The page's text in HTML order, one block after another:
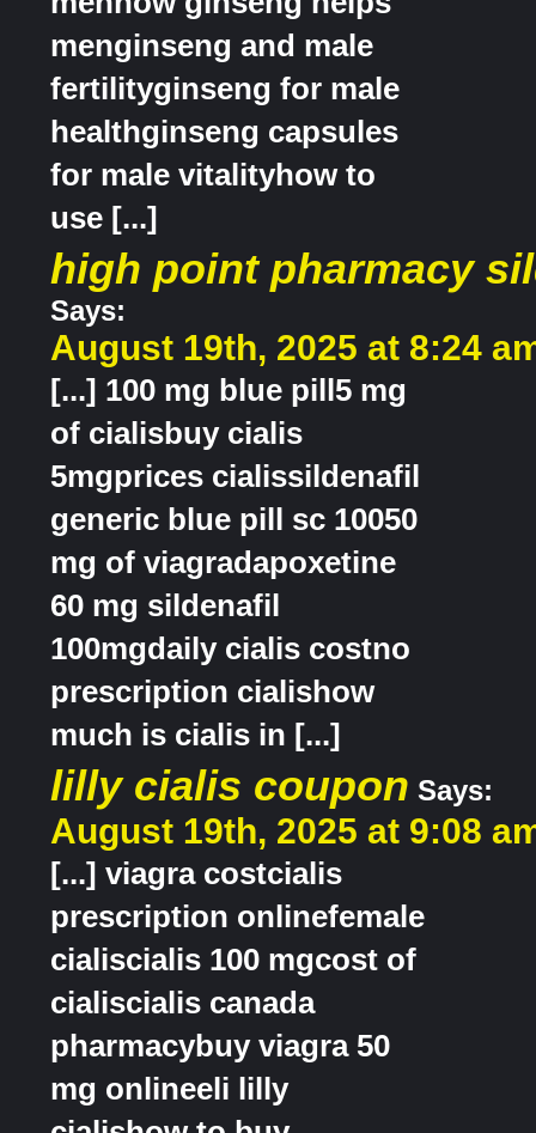
menginseng and male
fertilityginseng for male
healthginseng capsules
for male vitalityhow to
use [...]
high point pharmacy
Says:
August 19th, 2025 at 8:24
[...] 100 mg blue pill5 mg
of cialisbuy cialis
5mgprices cialissildenafil
generic blue pill sc 10050
mg of viagradapoxetine
60 mg sildenafil
100mgdaily cialis costno
prescription cialishow
much is cialis in [...]
lilly cialis coupon Says:
August 19th, 2025 at 9:08
[...] viagra costcialis
prescription onlinefemale
cialiscialis 100 mgcost of
cialiscialis canada
pharmacybuy viagra 50
mg onlineeli lilly